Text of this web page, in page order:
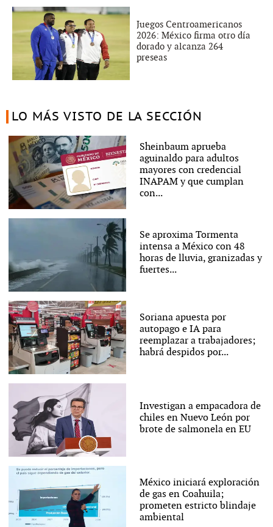
Juegos Centroamericanos
2026: México firma otro día
dorado y alcanza 264
preseas
LO MÁS VISTO DE LA SECCIÓN
Sheinbaum aprueba
aguinaldo para adultos
mayores con credencial
INAPAM y que cumplan
con...
Se aproxima Tormenta
intensa a México con 48
horas de lluvia, granizadas y
fuertes...
Soriana apuesta por
autopago e IA para
reemplazar a trabajadores;
habrá despidos por...
Investigan a empacadora de
chiles en Nuevo León por
brote de salmonela en EU
México iniciará exploración
de gas en Coahuila;
prometen estricto blindaje
ambiental